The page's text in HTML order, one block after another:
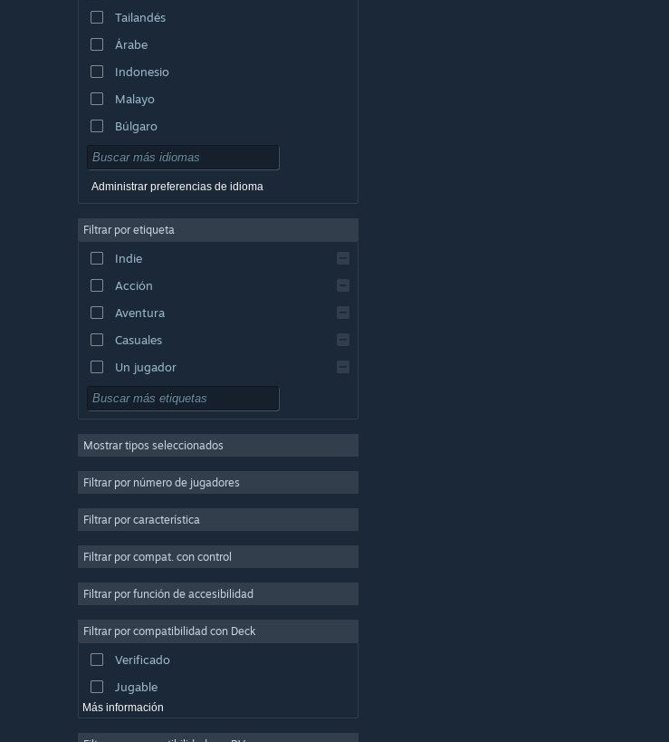
Tailandés
Árabe
Indonesio
Malayo
Búlgaro
Checo
Danés
Inglés
Español (España)
Griego
Administrar preferencias de idioma
Filtrar por etiqueta
Indie
Acción
Aventura
Casuales
Un jugador
Simuladores
Estrategia
3D
Free to Play
Coloridos
Exploración
Mostrar tipos seleccionados
Filtrar por número de jugadores
Filtrar por característica
Filtrar por compat. con control
Filtrar por función de accesibilidad
Filtrar por compatibilidad con Deck
Verificado
Jugable
Más información